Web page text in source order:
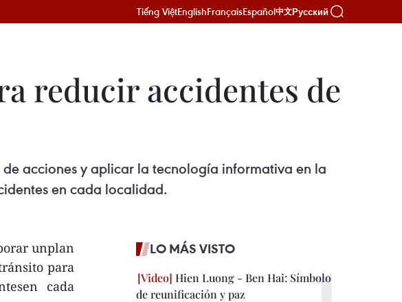
Tiếng ViệtEnglishFrançaisEspañol中文Русский
reducir accidentes de
acciones y aplicar la tecnología informativa en la
en cada localidad.
unplan
para
cada
LO MÁS VISTO
Hien Luong - Ben Hai: Símbolo
de reunificación y paz